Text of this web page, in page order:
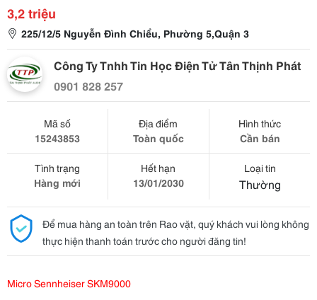
3,2 triệu
225/12/5 Nguyễn Đình Chiểu, Phường 5,Quận 3
Công Ty Tnhh Tin Học Điện Tử Tân Thịnh Phát
0901 828 257
Mã số
15243853
Địa điểm
Toàn quốc
Hình thức
Cần bán
Tình trạng
Hàng mới
Hết hạn
13/01/2030
Loại tin
Thường
Để mua hàng an toàn trên Rao vặt, quý khách vui lòng không
thực hiện thanh toán trước cho người đăng tin!
Micro Sennheiser SKM9000